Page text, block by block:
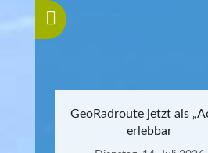
GeoRadroute jetzt als
erlebbar